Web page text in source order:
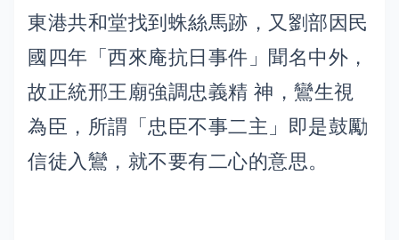
東港共和堂找到蛛絲馬跡，又劉部因民
國四年「西來庵抗日事件」聞名中外，
故正統邢王廟強調忠義精 神，鸞生視
為臣，所謂「忠臣不事二主」即是鼓勵
信徒入鸞，就不要有二心的意思。